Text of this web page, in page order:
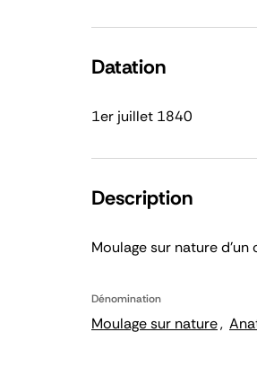
Datation
1er juillet 1840
Description
Moulage sur nature d'un
Dénomination
Moulage sur nature